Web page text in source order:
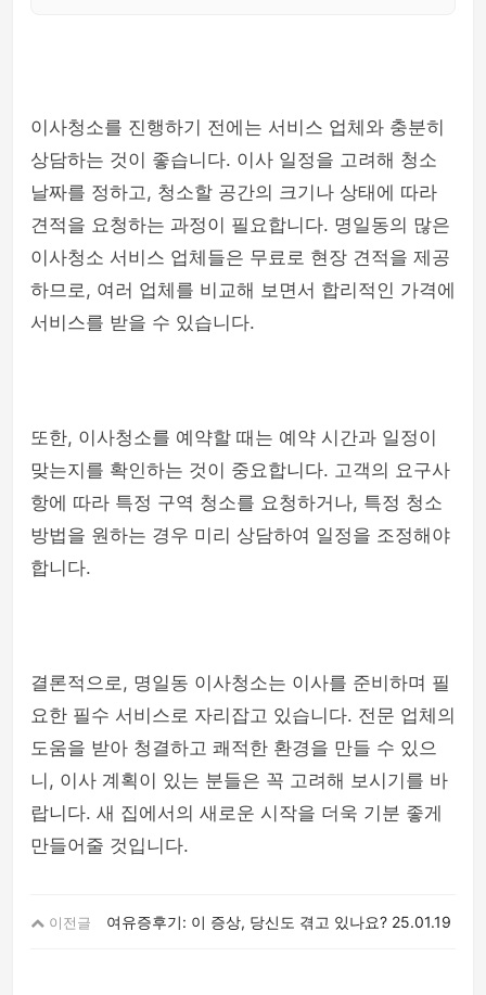
이사청소를 진행하기 전에는 서비스 업체와 충분히
상담하는 것이 좋습니다. 이사 일정을 고려해 청소
날짜를 정하고, 청소할 공간의 크기나 상태에 따라
견적을 요청하는 과정이 필요합니다. 명일동의 많은
이사청소 서비스 업체들은 무료로 현장 견적을 제공
하므로, 여러 업체를 비교해 보면서 합리적인 가격에
서비스를 받을 수 있습니다.
또한, 이사청소를 예약할 때는 예약 시간과 일정이
맞는지를 확인하는 것이 중요합니다. 고객의 요구사
항에 따라 특정 구역 청소를 요청하거나, 특정 청소
방법을 원하는 경우 미리 상담하여 일정을 조정해야
합니다.
결론적으로, 명일동 이사청소는 이사를 준비하며 필
요한 필수 서비스로 자리잡고 있습니다. 전문 업체의
도움을 받아 청결하고 쾌적한 환경을 만들 수 있으
니, 이사 계획이 있는 분들은 꼭 고려해 보시기를 바
랍니다. 새 집에서의 새로운 시작을 더욱 기분 좋게
만들어줄 것입니다.
이전글 여유증후기: 이 증상, 당신도 겪고 있나요? 25.01.19